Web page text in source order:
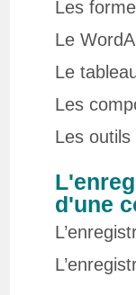
Les
Le
Le
Les
Les outils
d'une